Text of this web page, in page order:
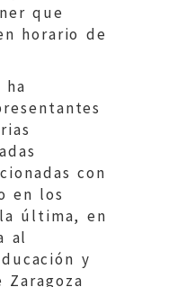
que
horario de
ha
con
en los
última, en
al
y